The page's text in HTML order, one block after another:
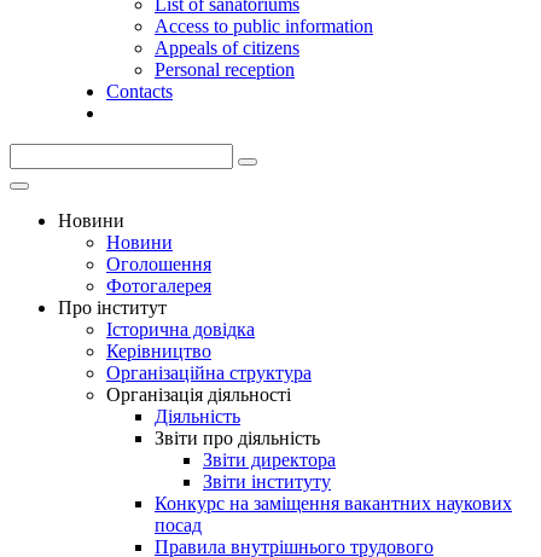
List of sanatoriums
Access to public information
Appeals of citizens
Personal reception
Contacts
Новини
Новини
Оголошення
Фотогалерея
Про інститут
Історична довідка
Керівництво
Організаційна структура
Організація діяльності
Діяльність
Звіти про діяльність
Звіти директора
Звіти інституту
Конкурс на заміщення вакантних наукових
посад
Правила внутрішнього трудового